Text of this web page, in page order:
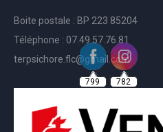
Boite postale : BP 223 85204
Téléphone : 07.49.57.76.81
terpsichore.flc@gmail.com
799 782